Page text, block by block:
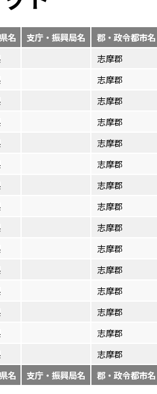
名 支庁・振興局名
郡・政令都市名
志摩郡
志摩郡
志摩郡
志摩郡
志摩郡
志摩郡
志摩郡
志摩郡
志摩郡
志摩郡
志摩郡
志摩郡
志摩郡
志摩郡
志摩郡
名 支庁・振興局名 郡・政令都市名